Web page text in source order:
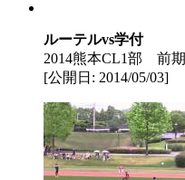
ルーテルvs学付
2014熊本CL1部 前期
[公開日: 2014/05/03]